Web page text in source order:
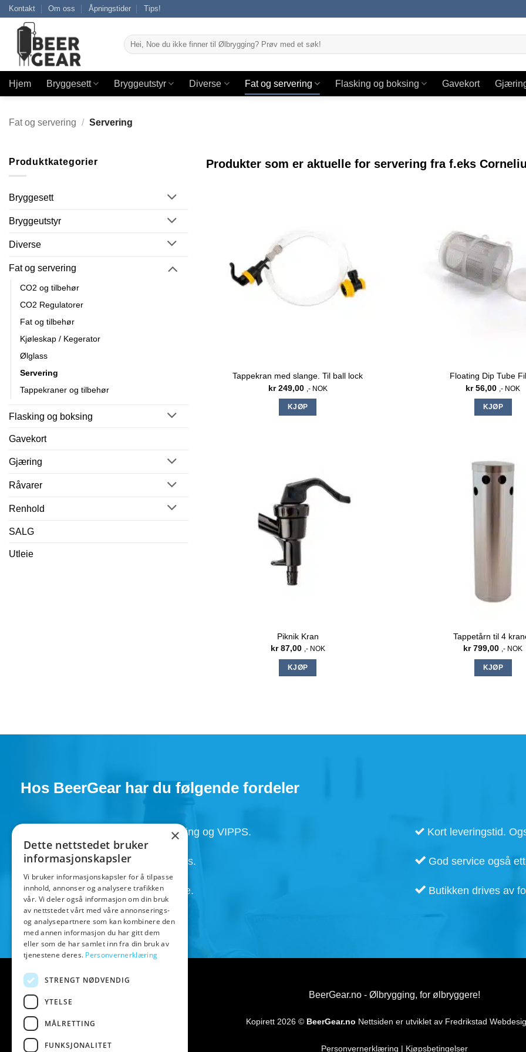
SkipKontakt Om oss Åpningstider Tips!
Søk
etter:
Hjem Bryggesett Bryggeutstyr Diverse Fat og servering Flasking og boksing Gavekort
Fat og servering / Servering
Produktkategorier
Bryggesett
Bryggeutstyr
Diverse
Fat og servering
CO2 og tilbehør
CO2 Regulatorer
Fat og tilbehør
Kjøleskap / Kegerator
Ølglass
Servering
Tappekraner og tilbehør
Flasking og boksing
Gavekort
Gjæring
Råvarer
Renhold
SALG
Utleie
Produkter som er aktuelle for servering fra f.eks
Tappekran med slange. Til ball lock
kr249,00 ,- NOK
KJØP
Floating Dip Tube
kr56,00 ,- NOK
KJØP
Piknik Kran
kr87,00 ,- NOK
KJØP
Tappetårn til 4
kr799,00 ,- NOK
KJØP
Hos BeerGear har du følgende fordeler
Faktura, Utsett betaling , Avbetaling og VIPPS.
Super service med kunden i fokus.
Henting av ordre 24/7 etter avtale.
Kort leveringstid.
God service også
Butikken drives av
BeerGear.no - Ølbrygging, for ølbryggere!
Kopirett 2026 © BeerGear.no Nettsiden er utviklet av Fredrikstad
Personvernerklæring Kjøpsbetingelser
×
Dette nettstedet bruker
informasjonskapsler
Vi bruker informasjonskapsler for å tilpasse
innhold, annonser og analysere trafikken
vår. Vi deler også informasjon om din bruk
av nettstedet vårt med våre annonserings-
og analysepartnere som kan kombinere den
med annen informasjon du har gitt dem
eller som de har samlet inn fra din bruk av
tjenestene deres. Personvernerklæring
STRENGT NØDVENDIG
YTELSE
MÅLRETTING
FUNKSJONALITET